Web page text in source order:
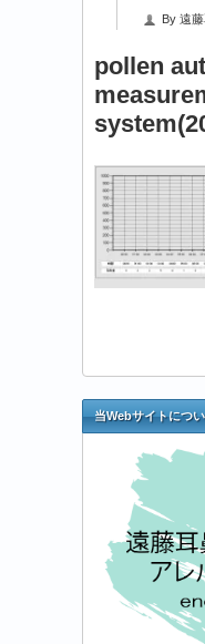
By 遠
pollen
当Webサイトにつ